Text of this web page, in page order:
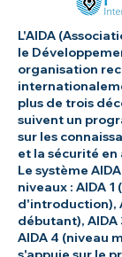
L'AIDA
le
organisation
plus de trois
suivent un
sur les
et la sécurité en
Le système
niveaux : AIDA 1
d'introduction),
débutant), AIDA
AIDA 4 (niveau